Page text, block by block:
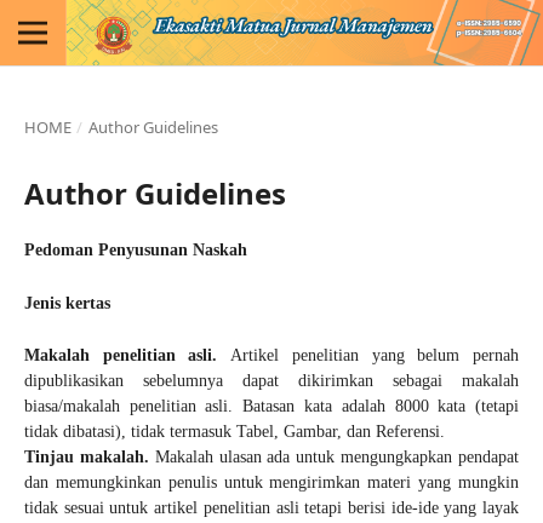
HOME / Author Guidelines
Author Guidelines
Pedoman Penyusunan Naskah
Jenis kertas
Makalah penelitian asli.Artikel penelitian yang belum pernah
dipublikasikan sebelumnya dapat dikirimkan sebagai makalah
biasa/makalah penelitian asli. Batasan kata adalah 8000 kata (tetapi
tidak dibatasi), tidak termasuk Tabel, Gambar, dan Referensi.
Tinjau makalah. Makalah ulasan ada untuk mengungkapkan pendapat
dan memungkinkan penulis untuk mengirimkan materi yang mungkin
tidak sesuai untuk artikel penelitian asli tetapi berisi ide-ide yang layak